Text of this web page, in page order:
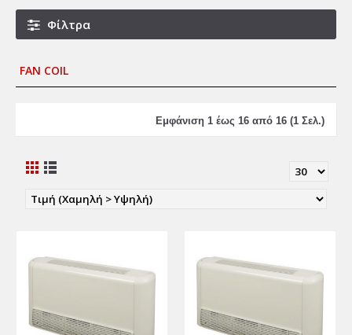
Φίλτρα
FAN COIL
Εμφάνιση 1 έως 16 από 16 (1 Σελ.)